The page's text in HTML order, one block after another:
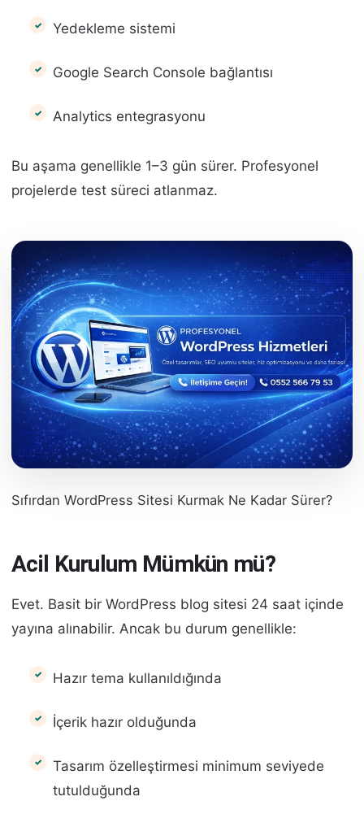
Yedekleme sistemi
Google Search Console bağlantısı
Analytics entegrasyonu
Bu aşama genellikle 1–3 gün sürer. Profesyonel
projelerde test süreci atlanmaz.
Sıfırdan WordPress Sitesi Kurmak Ne Kadar Sürer?
Acil Kurulum Mümkün mü?
Evet. Basit bir WordPress blog sitesi 24 saat içinde
yayına alınabilir. Ancak bu durum genellikle:
Hazır tema kullanıldığında
İçerik hazır olduğunda
Tasarım özelleştirmesi minimum seviyede
tutulduğunda